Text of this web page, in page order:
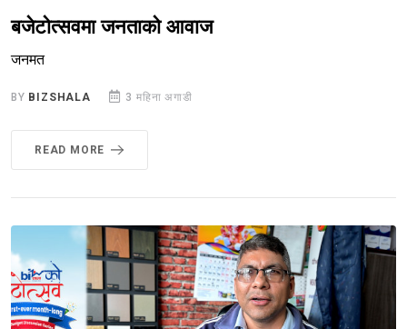
बजेटोत्सवमा जनताको आवाज
जनमत
BY BIZSHALA 3 महिना अगाडी
READ MORE